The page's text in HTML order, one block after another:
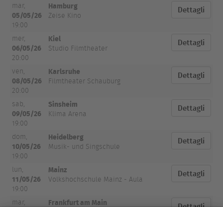
mar,
05/05/26
19:00
Hamburg
Zeise Kino
Dettagli
mer,
06/05/26
20:00
Kiel
Studio Filmtheater
Dettagli
ven,
08/05/26
20:00
Karlsruhe
Filmtheater Schauburg
Dettagli
sab,
09/05/26
19:00
Sinsheim
Klima Arena
Dettagli
dom,
10/05/26
19:00
Heidelberg
Musik- und Singschule
Dettagli
lun,
11/05/26
19:00
Mainz
Volkshochschule Mainz - Aula
Dettagli
mar, Frankfurt am Main